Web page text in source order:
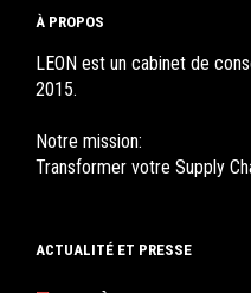
À PROPOS
LEON est un cabinet de
2015.
Notre mission:
Transformer votre Supply
ACTUALITÉ ET PRESSE